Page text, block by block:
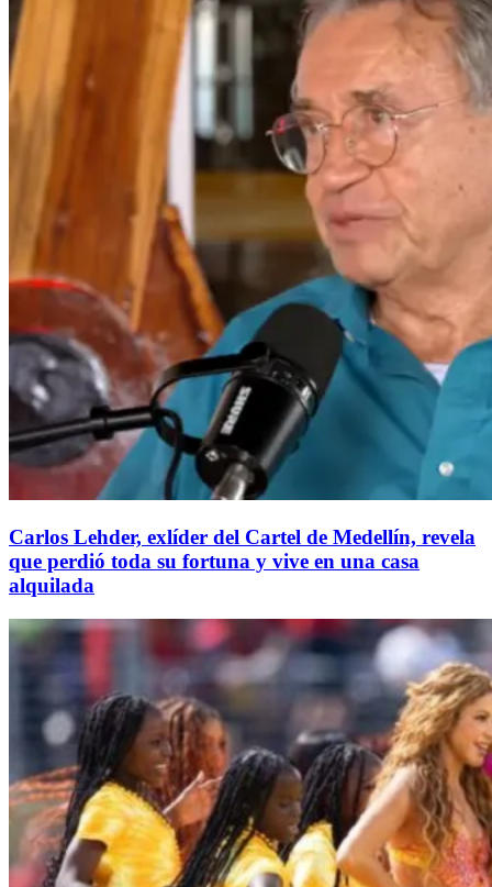
Carlos Lehder, exlíder del Cartel de Medellín, revela
que perdió toda su fortuna y vive en una casa
alquilada